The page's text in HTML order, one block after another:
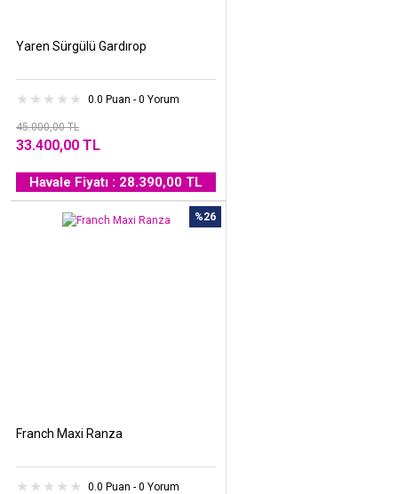
Yaren Sürgülü Gardırop
0.0 Puan - 0 Yorum
45.000,00 TL
33.400,00 TL
Havale Fiyatı : 28.390,00 TL
%26
Franch Maxi Ranza
0.0 Puan - 0 Yorum